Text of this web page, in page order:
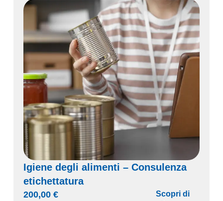
Igiene degli alimenti – Consulenza
etichettatura
200,00 €
Scopri di